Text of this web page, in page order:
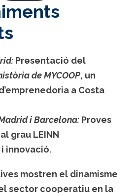
Presentació del
de MYCOOP, un
a Costa
i Barcelona: Proves
grau LEINN
innovació.
mostren el dinamisme
sector cooperatiu en la